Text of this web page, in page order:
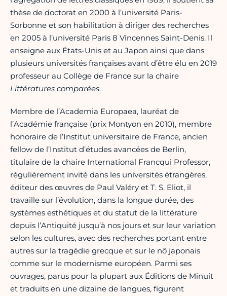
thèse de doctorat en 2000 à l’université Paris-
Sorbonne et son habilitation à diriger des recherches
en 2005 à l’université Paris 8 Vincennes Saint-Denis. Il
enseigne aux États-Unis et au Japon ainsi que dans
plusieurs universités françaises avant d’être élu en 2019
professeur au Collège de France sur la chaire
Littératures comparées.
Membre de l’Academia Europaea, lauréat de
l’Académie française (prix Montyon en 2010), membre
honoraire de l’Institut universitaire de France, ancien
fellow de l’Institut d’études avancées de Berlin,
titulaire de la chaire International Francqui Professor,
régulièrement invité dans les universités étrangères,
éditeur des œuvres de Paul Valéry et T. S. Eliot, il
travaille sur l’évolution, dans la longue durée, des
systèmes esthétiques et du statut de la littérature
depuis l’Antiquité jusqu’à nos jours et sur leur variation
selon les cultures, avec des recherches portant entre
autres sur la tragédie grecque et sur le nô japonais
comme sur le modernisme européen. Parmi ses
ouvrages, parus pour la plupart aux Éditions de Minuit
et traduits en une dizaine de langues, figurent